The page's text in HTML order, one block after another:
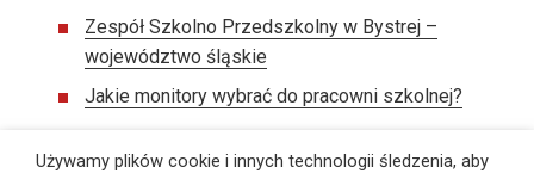
Zespół Szkolno Przedszkolny w Bystrej –
województwo śląskie
Jakie monitory wybrać do pracowni szkolnej?
Używamy plików cookie i innych technologii śledzenia, aby